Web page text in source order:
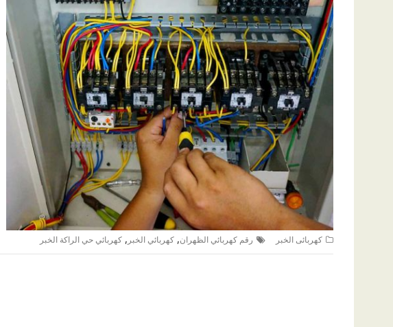
كهربائى الخبر رقم كهربائي الظهران, كهربائي الخبر , كهربائي حي الراكة الخبر